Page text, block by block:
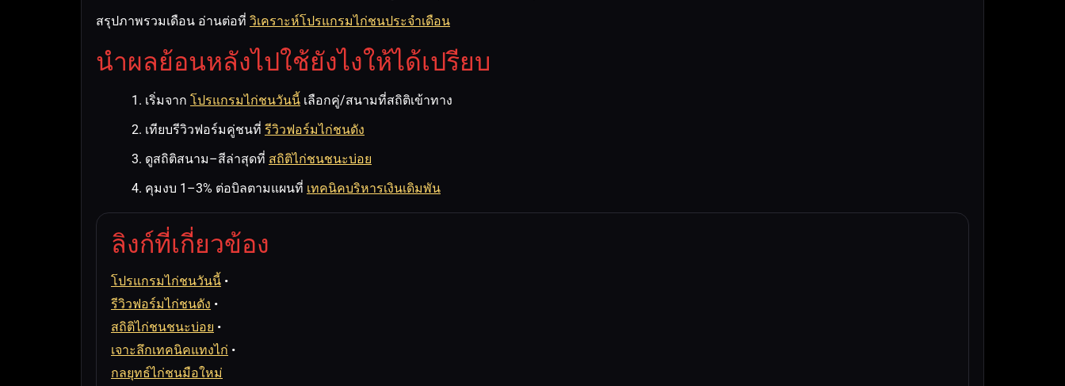
สรุปภาพรวมเดือน อ่านต่อที่ วิเคราะห์โปรแกรมไก่ชนประจำเดือน
นำผลย้อนหลังไปใช้ยังไงให้ได้เปรียบ
เริ่มจาก โปรแกรมไก่ชนวันนี้ เลือกคู่/สนามที่สถิติเข้าทาง
เทียบรีวิวฟอร์มคู่ชนที่ รีวิวฟอร์มไก่ชนดัง
ดูสถิติสนาม–สีล่าสุดที่ สถิติไก่ชนชนะบ่อย
คุมงบ 1–3% ต่อบิลตามแผนที่ เทคนิคบริหารเงินเดิมพัน
ลิงก์ที่เกี่ยวข้อง
โปรแกรมไก่ชนวันนี้ •
รีวิวฟอร์มไก่ชนดัง •
สถิติไก่ชนชนะบ่อย •
เจาะลึกเทคนิคแทงไก่ •
กลยุทธ์ไก่ชนมือใหม่